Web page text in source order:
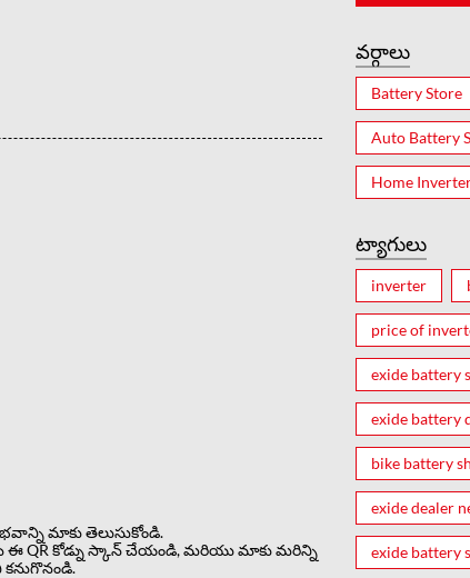
మాకు తెలుసుకోండి.
QR కోడ్ను స్కాన్ చేయండి, మరియు మాకు మరిన్ని
వర్గాలు
Battery Store
Auto Battery
Home
ట్యాగులు
inverter
price of
exide battery
exide battery
bike battery
exide dealer
exide battery